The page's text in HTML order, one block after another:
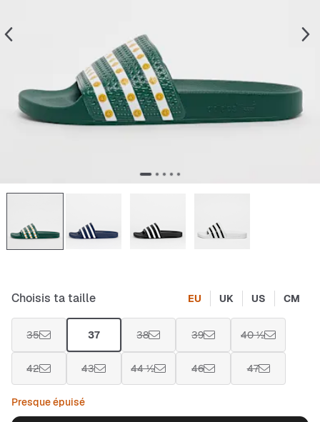
Choisis ta taille EU UK US CM
35 37 38 39 40 ½
42 43 44 ½ 46 47
Presque épuisé